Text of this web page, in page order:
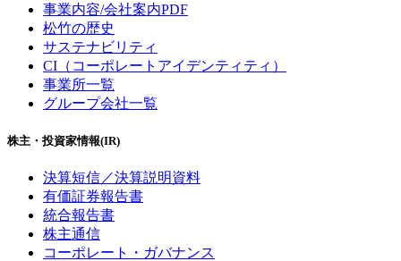
事業内容/会社案内PDF
松竹の歴史
サステナビリティ
CI（コーポレートアイデンティティ）
事業所一覧
グループ会社一覧
株主・投資家情報(IR)
決算短信／決算説明資料
有価証券報告書
統合報告書
株主通信
コーポレート・ガバナンス